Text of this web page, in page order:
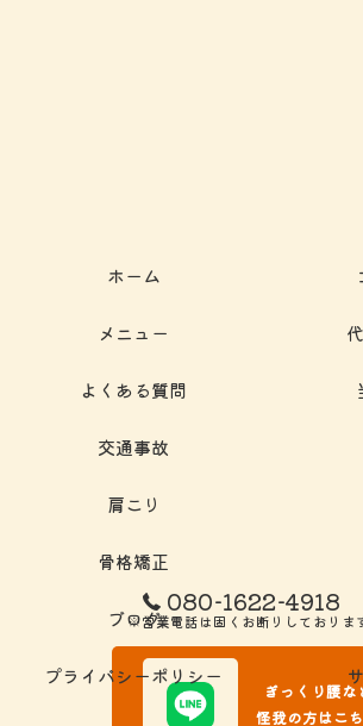
080-1622-4918
※営業電話は固くお断りしておりま
ぎっくり腰な
怪我の方はこ
ホーム
メニュー
よくある質問
交通事故
肩こり
骨格矯正
ブログ
プライバシーポリシー